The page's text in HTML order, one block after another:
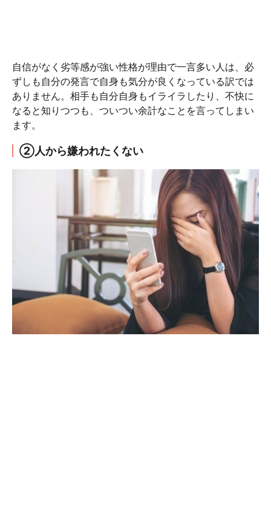
自信がなく劣等感が強い性格が理由で一言多い人は、必
ずしも自分の発言で自身も気分が良くなっている訳では
ありません。相手も自分自身もイライラしたり、不快に
なると知りつつも、ついつい余計なことを言ってしまい
ます。
②人から嫌われたくない